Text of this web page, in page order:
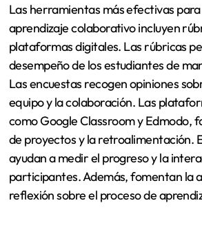
Las herramientas más efectivas
aprendizaje colaborativo incluyen
plataformas digitales. Las rúbricas
desempeño de los estudiantes de
Las encuestas recogen opiniones
equipo y la colaboración. Las
como Google Classroom y Edmodo,
de proyectos y la retroalimentación.
ayudan a medir el progreso y la
participantes. Además, fomentan la
reflexión sobre el proceso de